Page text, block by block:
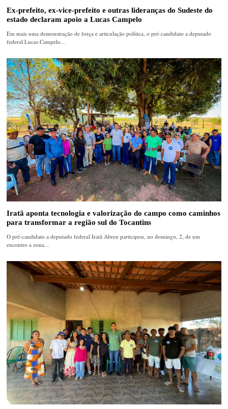
Ex-prefeito, ex-vice-prefeito e outras lideranças do Sudeste do
estado declaram apoio a Lucas Campelo
Em mais uma demonstração de força e articulação política, o pré-candidato a deputado
federal Lucas Campelo…
Iratã aponta tecnologia e valorização do campo como caminhos
para transformar a região sul do Tocantins
O pré-candidato a deputado federal Iratã Abreu participou, no domingo, 2, de um
encontro a zona…